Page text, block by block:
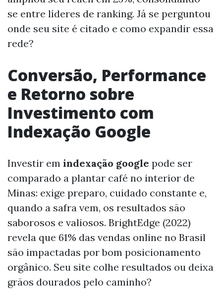
se entre líderes de ranking. Já se perguntou
onde seu site é citado e como expandir essa
rede?
Conversão, Performance
e Retorno sobre
Investimento com
Indexação Google
Investir em indexação google pode ser
comparado a plantar café no interior de
Minas: exige preparo, cuidado constante e,
quando a safra vem, os resultados são
saborosos e valiosos. BrightEdge (2022)
revela que 61% das vendas online no Brasil
são impactadas por bom posicionamento
orgânico. Seu site colhe resultados ou deixa
grãos dourados pelo caminho?